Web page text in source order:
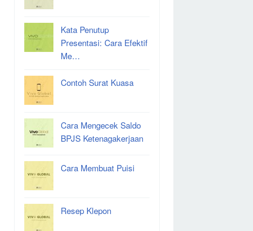
Kata Penutup
Presentasi: Cara Efektif
Me…
Contoh Surat Kuasa
Cara Mengecek Saldo
BPJS Ketenagakerjaan
Cara Membuat Puisi
Resep Klepon